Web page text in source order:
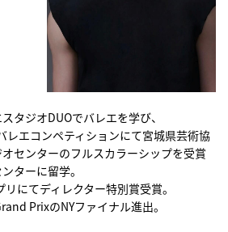
タジオDUOでバレエを学び、
レエコンペティションにて宮城県芸術協
センターのフルスカラーシップを受賞
ターに留学。
にてディレクター特別賞受賞。
PrixのNYファイナル進出。